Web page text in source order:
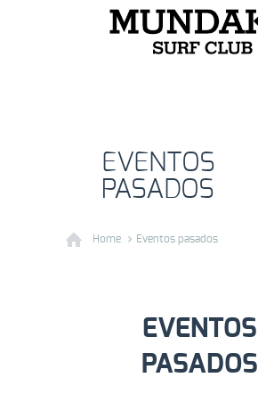
EVENTOS
PASADOS
Home Eventos pasados
EVENTOS
PASADOS